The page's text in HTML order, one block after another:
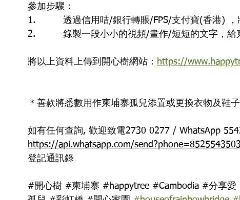
參加步驟：
1. 透過信用咭/銀行轉賬/FPS/支付寶(香港) ，
2. 錄製一段小小的視頻/畫作/短短的文字，給
將以上資料上傳到開心樹網站： https://
＊善款將悉數用作柬埔寨孤兒添置或更換衣物及鞋
如有任何查詢, 歡迎致電2730 0277 / WhatsApp
https://api.whatsapp.com/
登記通訊錄
#開心樹 #柬埔寨 #happytree #Cambodia #分享愛